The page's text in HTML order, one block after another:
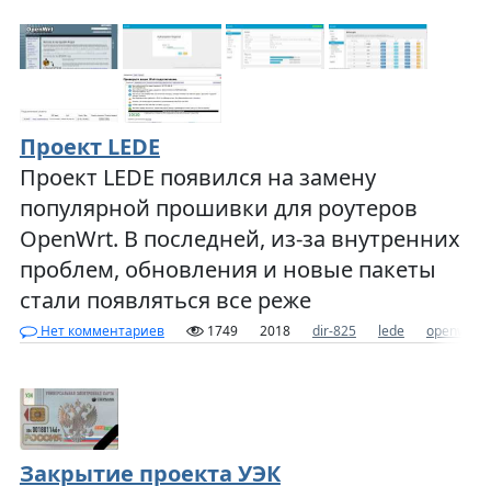
Проект LEDE
Проект LEDE появился на замену
популярной прошивки для роутеров
OpenWrt. В последней, из-за внутренних
проблем, обновления и новые пакеты
стали появляться все реже
Нет комментариев 1749 2018 dir-825 lede openwrt
Закрытие проекта УЭК